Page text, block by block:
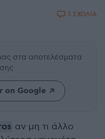
3 ΣΧΟΛΙΑ
στα αποτελέσματα
on Google
αν μη τι άλλο